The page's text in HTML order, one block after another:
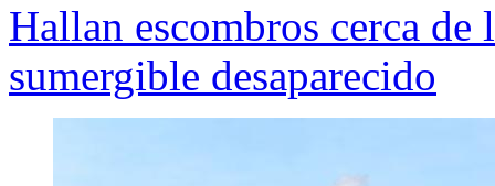
Hallan escombros cerca de
sumergible desaparecido